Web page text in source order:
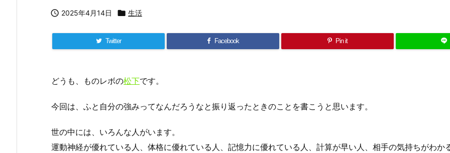
 2025年4月14日  生活
Twitter Facebook Pin it
どうも、ものレボの松下です。
今回は、ふと自分の強みってなんだろうなと振り返ったときのことを書こうと思います。
世の中には、いろんな人がいます。
運動神経が優れている人、体格に優れている人、記憶力に優れている人、計算が早い人、相手の気持ちがわか